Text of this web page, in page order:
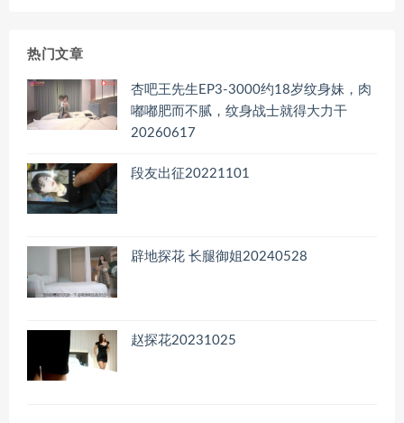
热门文章
杏吧王先生EP3-3000约18岁纹身妹，肉
嘟嘟肥而不腻，纹身战士就得大力干
20260617
段友出征20221101
辟地探花 长腿御姐20240528
赵探花20231025